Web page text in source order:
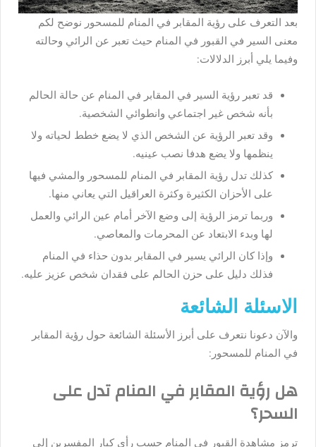
بعد التعرف على رؤية المقابر في المنام للمسحور نوضح لكم
معنى السير في القبور في المنام حيث تعبر عن الرائي وحالته
وفيما يلي أبرز الدلالات:
قد تعبر رؤية السير في المقابر في المنام عن حالة الحالم
بأنه شخص غير اجتماعي وانطوائي الشخصية.
وقد تعبر الرؤية عن الشخص الذي لا يضع خطط لحياته ولا
ينظمها ولا يضع هدفا نصب عينيه.
كذلك تدل رؤية المقابر في المنام للمسحور والمشي فيها
على الأحزان الكثيرة وكثرة العراقيل التي يعاني منها.
وربما ترمز الرؤية إلى وضع الآخر أمام عين الرائي والعمل
لها وبدء الابتعاد عن المحرمات والمعاصي.
وإذا كان الرائي يسير في المقابر بدون حذاء في المنام
فذلك دليل على حزن الحالم على فقدان شخص عزيز عليه.
الاسئلة الشائعة
والآن دعونا نتعرف على أبرز الأسئلة الشائعة حول رؤية المقابر
في المنام للمسحور:
هل رؤية المقابر في المنام تدل على
السحر؟
ترمز مشاهدة القبور في المنام حسب رأي كبار المفسرين إلى